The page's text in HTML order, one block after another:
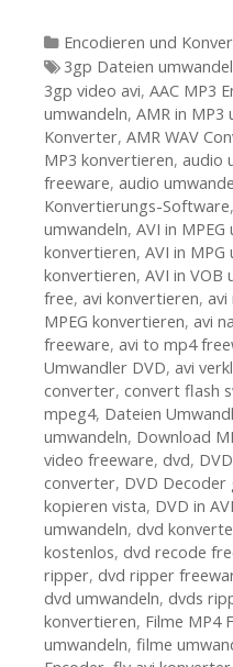
Kategorien
Encodieren und
Tags
3gp Dateien
3gp video avi, AAC MP3
umwandeln, AMR in MP3
Konverter, AMR WAV
MP3 konvertieren, audio
freeware, audio
Konvertierungs-Software,
umwandeln, AVI in
konvertieren, AVI in MPG
konvertieren, AVI in VOB
free, avi konvertieren, avi
MPEG konvertieren, avi
freeware, avi to mp4
Umwandler DVD, avi
converter, convert flash
mpeg4, Dateien
umwandeln, Download
video freeware, dvd,
converter, DVD Decoder
kopieren vista, DVD in
umwandeln, dvd
kostenlos, dvd recode
ripper, dvd ripper
dvd umwandeln, dvds
konvertieren, Filme MP4
umwandeln, filme